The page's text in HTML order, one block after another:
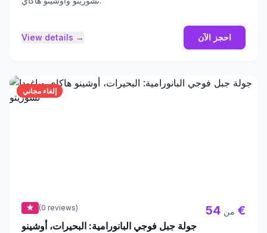
View details → احجز الآن
إلغاء مجاني
★ (0 reviews)
جولة جبل فوجي البانورامية: البحيرات، أوشينو
من 54 €